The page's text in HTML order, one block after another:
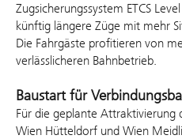
Zugsicherungssystem ETCS
künftig längere Züge mit mehr
Die Fahrgäste profitieren von
verlässlicheren Bahnbetrieb.
Baustart für
Für die geplante Attraktivierung
Wien Hütteldorf und Wien